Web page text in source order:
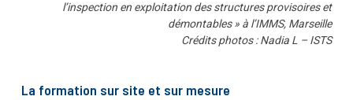
l’inspection en exploitation des structures provisoires et
démontables » à l’IMMS, Marseille
Crédits photos : Nadia L – ISTS
La formation sur site et sur mesure